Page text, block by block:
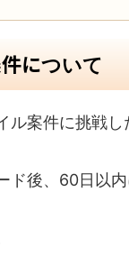
について
ル案件に挑戦し
ド後、60日以